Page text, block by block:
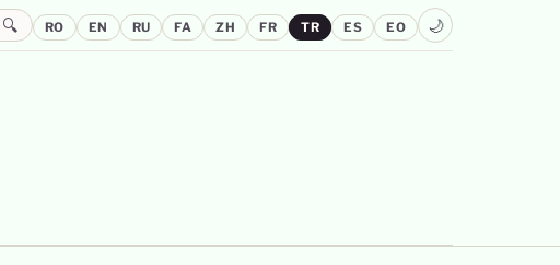
🔍 RO EN RU FA ZH FR TR ES EO 🌙